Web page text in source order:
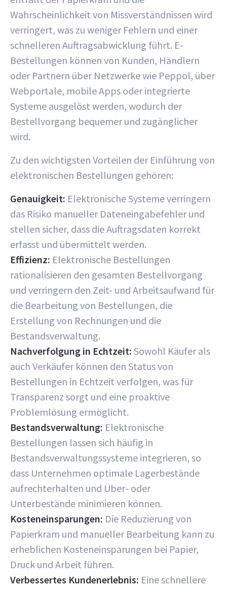
Wahrscheinlichkeit von Missverständnissen wird
verringert, was zu weniger Fehlern und einer
schnelleren Auftragsabwicklung führt. E-
Bestellungen können von Kunden, Händlern
oder Partnern über Netzwerke wie Peppol, über
Webportale, mobile Apps oder integrierte
Systeme ausgelöst werden, wodurch der
Bestellvorgang bequemer und zugänglicher
wird.
Zu den wichtigsten Vorteilen der Einführung von
elektronischen Bestellungen gehören:
Genauigkeit: Elektronische Systeme verringern
das Risiko manueller Dateneingabefehler und
stellen sicher, dass die Auftragsdaten korrekt
erfasst und übermittelt werden.
Effizienz: Elektronische Bestellungen
rationalisieren den gesamten Bestellvorgang
und verringern den Zeit- und Arbeitsaufwand für
die Bearbeitung von Bestellungen, die
Erstellung von Rechnungen und die
Bestandsverwaltung.
Nachverfolgung in Echtzeit: Sowohl Käufer als
auch Verkäufer können den Status von
Bestellungen in Echtzeit verfolgen, was für
Transparenz sorgt und eine proaktive
Problemlösung ermöglicht.
Bestandsverwaltung: Elektronische
Bestellungen lassen sich häufig in
Bestandsverwaltungssysteme integrieren, so
dass Unternehmen optimale Lagerbestände
aufrechterhalten und Über- oder
Unterbestände minimieren können.
Kosteneinsparungen: Die Reduzierung von
Papierkram und manueller Bearbeitung kann zu
erheblichen Kosteneinsparungen bei Papier,
Druck und Arbeit führen.
Verbessertes Kundenerlebnis: Eine schnellere